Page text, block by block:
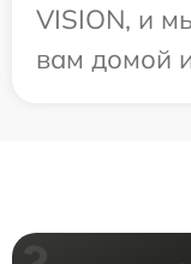
VISION, и
вам домой